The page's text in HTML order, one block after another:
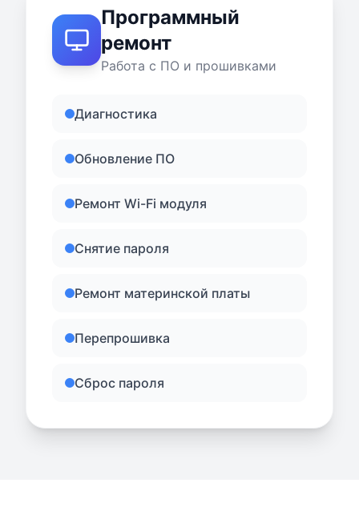
Программный
ремонт
Работа с ПО и прошивками
Диагностика
Обновление ПО
Ремонт Wi-Fi модуля
Снятие пароля
Ремонт материнской платы
Перепрошивка
Сброс пароля